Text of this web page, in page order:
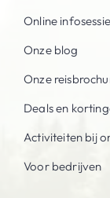
Online
Onze blog
Onze
Deals en
Activiteiten bij
Voor bedrijven